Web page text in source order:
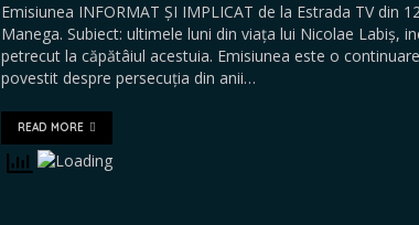
Emisiunea INFORMAT ȘI IMPLICAT de la Estrada TV din
Manega. Subiect: ultimele luni din viața lui Nicolae Labiș,
petrecut la căpătâiul acestuia. Emisiunea este o
povestit despre persecuția din anii…
READ MORE